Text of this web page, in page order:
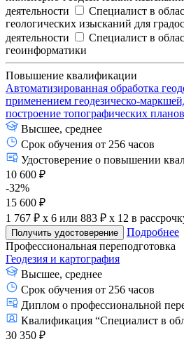
деятельности
Специалист в
геологических изысканий для
деятельности
Специалист в
геоинформатики
Повышение квалификации
Автоматизированная обработка
применением геодезическо-
построение топографических планов
Высшее, среднее
Срок обучения от 256 часов
Удостоверение о повышении
10 600 ₽
-32%
15 600 ₽
1 767 ₽ x 6 или 883 ₽ x 12 в
Получить удостоверение
Подробнее
Профессиональная переподготовка
Геодезия и картография
Высшее, среднее
Срок обучения от 256 часов
Диплом о профессиональной
Квалификация “Специалист в
30 350 ₽